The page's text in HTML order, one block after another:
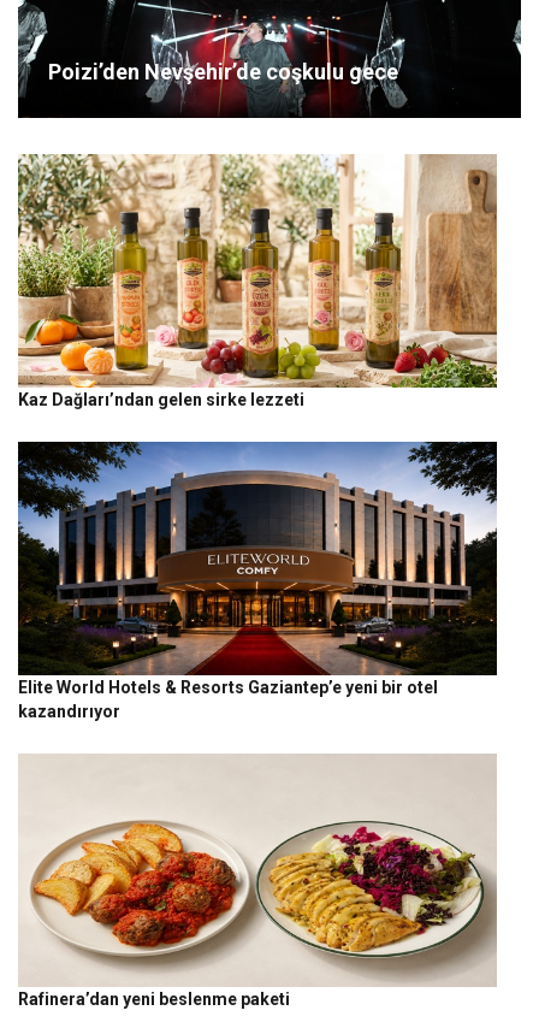
Poizi’den Nevşehir’de coşkulu gece
Kaz Dağları’ndan gelen sirke lezzeti
Elite World Hotels & Resorts Gaziantep’e yeni bir otel
kazandırıyor
Rafinera’dan yeni beslenme paketi